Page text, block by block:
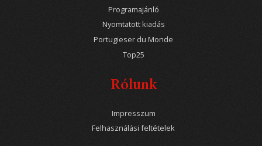
Programajánló
Nyomtatott kiadás
Portugieser du Monde
Top25
Rólunk
Impresszum
Felhasználási feltételek